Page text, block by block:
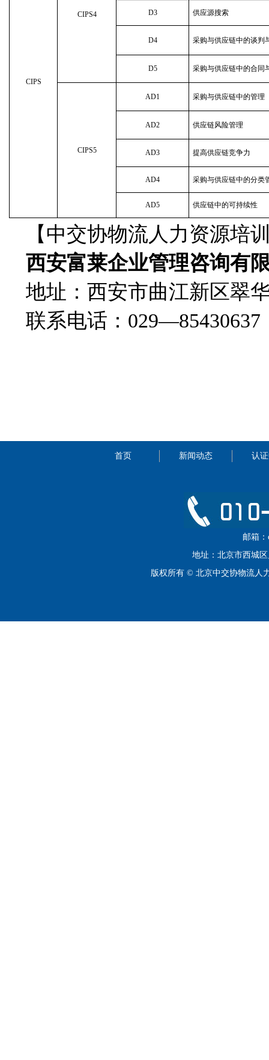
CIPS
CIPS4 D3 供应源搜索
D4 采购与供应链中的
D5 采购与供应链中的
CIPS5
AD1 采购与供应链中的
AD2 供应链风险管
AD3 提高供应链竞
AD4 采购与供应链中
AD5 供应链中的可持
【中交协物流人力资源培
西安富莱企业管理咨询有
地址：西安市曲江新区翠
联系电话：
首页 新闻动态 认
邮箱：
地址：北京市西城区
版权所有 © 北京中交协物流人